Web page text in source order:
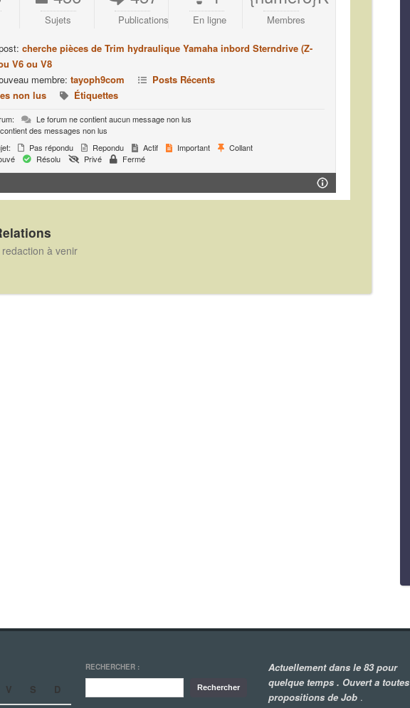
Sujets Publications En ligne Membres
cherche pièces de Trim hydraulique Yamaha inbord Sterndrive (Z-
V6 ou V8
membre: tayoph9com
Posts Récents
non lus
Étiquettes
Le forum ne contient aucun message non lus
des messages non lus
Pas répondu Repondu Actif Important
Collant
Résolu Privé Fermé
à venir
V S D
RECHERCHER :
Actuellement dans le 83 pour
quelque temps . Ouvert a toutes
propositions de Job .